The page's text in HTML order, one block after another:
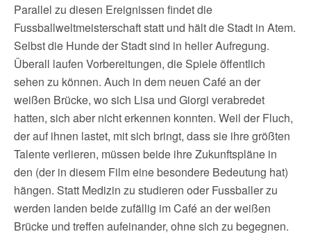
Parallel zu diesen Ereignissen findet die
Fussballweltmeisterschaft statt und hält die Stadt in Atem.
Selbst die Hunde der Stadt sind in heller Aufregung.
Überall laufen Vorbereitungen, die Spiele öffentlich
sehen zu können. Auch in dem neuen Café an der
weißen Brücke, wo sich Lisa und Giorgi verabredet
hatten, sich aber nicht erkennen konnten. Weil der Fluch,
der auf ihnen lastet, mit sich bringt, dass sie ihre größten
Talente verlieren, müssen beide ihre Zukunftspläne in
den (der in diesem Film eine besondere Bedeutung hat)
hängen. Statt Medizin zu studieren oder Fussballer zu
werden landen beide zufällig im Café an der weißen
Brücke und treffen aufeinander, ohne sich zu begegnen.